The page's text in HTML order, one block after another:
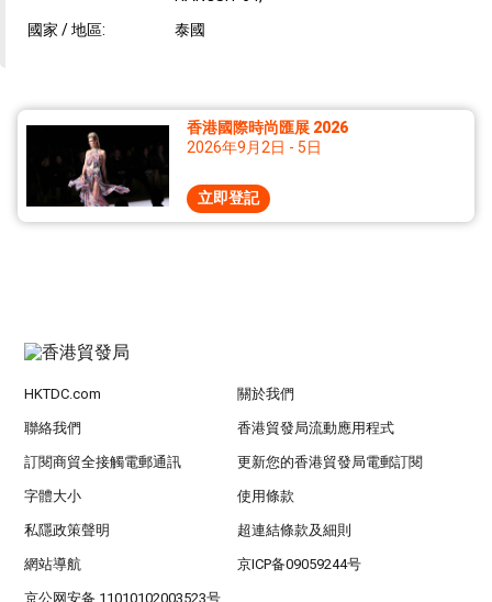
國家 / 地區:
泰國
香港國際時尚匯展 2026
2026年9月2日 - 5日
立即登記
HKTDC.com 關於我們
聯絡我們 香港貿發局流動應用程式
訂閱商貿全接觸電郵通訊 更新您的香港貿發局電郵訂閱
字體大小 使用條款
私隱政策聲明 超連結條款及細則
網站導航 京ICP备09059244号
京公网安备 11010102003523号